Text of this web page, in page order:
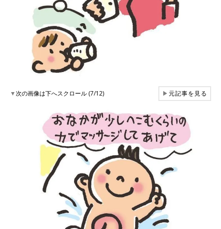
▼次の画像は下へスクロール (7/12) ▶元記事を見る